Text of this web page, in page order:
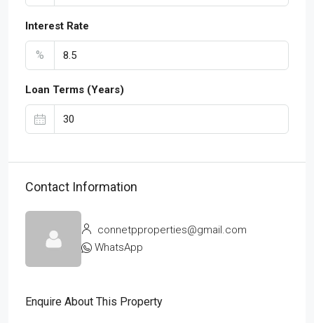
Interest Rate
%
Loan Terms (Years)
Contact Information
connetpproperties@gmail.com
WhatsApp
Enquire About This Property